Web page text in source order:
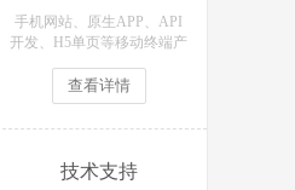
手机网站、原生APP、API
开发、H5单页等移动终端产
查看详情
技术支持